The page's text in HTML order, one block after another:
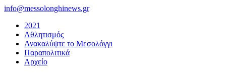
Μετάβαση
περιεχόμενο
info@messolonghinews.gr
2021
Αθλητισμός
Ανακαλύψτε το Μεσολόγγι
Παραπολιτικά
Αρχείο